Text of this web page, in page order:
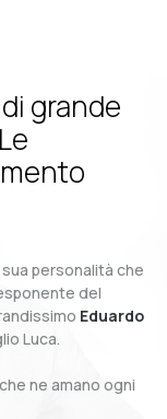
grande
personalità che
del
Eduardo
Luca.
ne amano ogni